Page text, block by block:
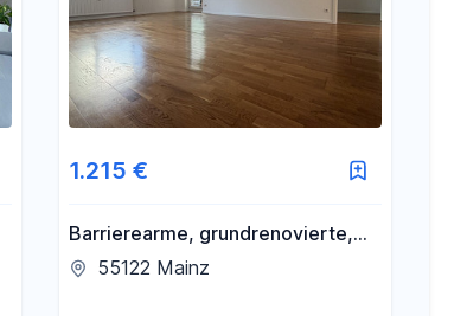
1.215 €
Barrierearme, grundrenovierte,
schicke 3 Zimmer Wohnung in
55122 Mainz